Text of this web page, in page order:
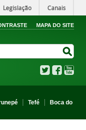
Legislação Canais
MAPA DO SITE
TwitterFacebook
Tefé
Boca do